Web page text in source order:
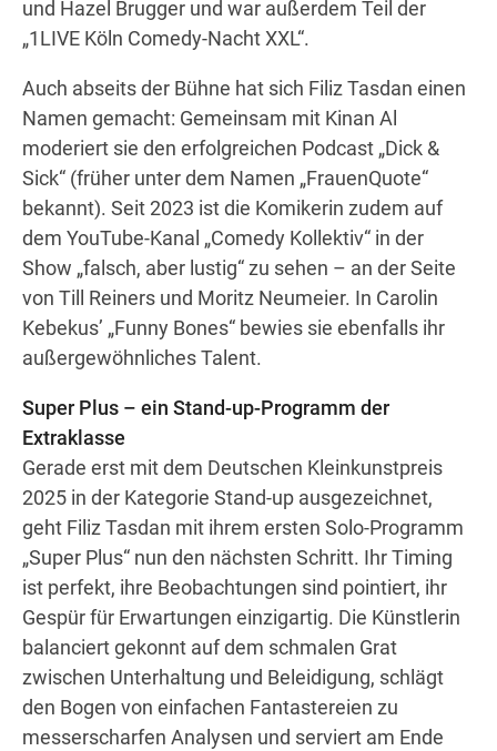
und Hazel Brugger und war außerdem Teil der
„1LIVE Köln Comedy-Nacht XXL“.
Auch abseits der Bühne hat sich Filiz Tasdan einen
Namen gemacht: Gemeinsam mit Kinan Al
moderiert sie den erfolgreichen Podcast „Dick &
Sick“ (früher unter dem Namen „FrauenQuote“
bekannt). Seit 2023 ist die Komikerin zudem auf
dem YouTube-Kanal „Comedy Kollektiv“ in der
Show „falsch, aber lustig“ zu sehen – an der Seite
von Till Reiners und Moritz Neumeier. In Carolin
Kebekus’ „Funny Bones“ bewies sie ebenfalls ihr
außergewöhnliches Talent.
Super Plus – ein Stand-up-Programm der
Extraklasse
Gerade erst mit dem Deutschen Kleinkunstpreis
2025 in der Kategorie Stand-up ausgezeichnet,
geht Filiz Tasdan mit ihrem ersten Solo-Programm
„Super Plus“ nun den nächsten Schritt. Ihr Timing
ist perfekt, ihre Beobachtungen sind pointiert, ihr
Gespür für Erwartungen einzigartig. Die Künstlerin
balanciert gekonnt auf dem schmalen Grat
zwischen Unterhaltung und Beleidigung, schlägt
den Bogen von einfachen Fantastereien zu
messerscharfen Analysen und serviert am Ende